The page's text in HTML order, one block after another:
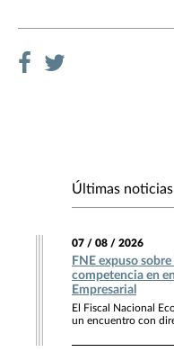
Últimas noticias
07 / 08 / 2026
FNE expuso
competencia en
Empresarial
El Fiscal Nacional
un encuentro con